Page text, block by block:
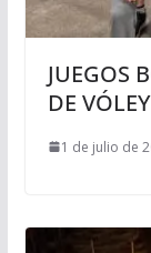
JUEGOS
DE
1 de julio de